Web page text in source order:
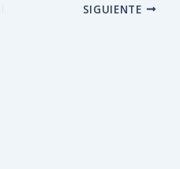
SIGUIENTE